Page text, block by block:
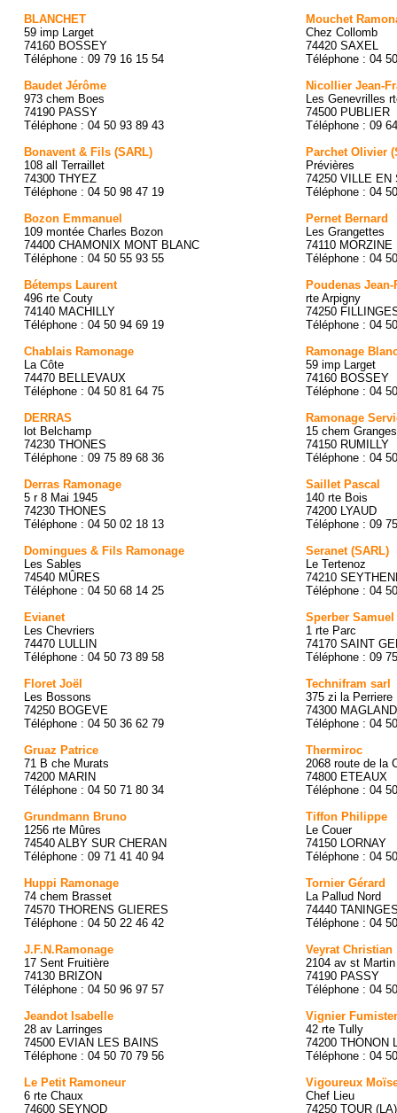
BLANCHET
59 imp Larget
74160 BOSSEY
Téléphone : 09 79 16 15 54
Baudet Jérôme
973 chem Boes
74190 PASSY
Téléphone : 04 50 93 89 43
Bonavent & Fils (SARL)
108 all Terraillet
74300 THYEZ
Téléphone : 04 50 98 47 19
Bozon Emmanuel
109 montée Charles Bozon
74400 CHAMONIX MONT BLANC
Téléphone : 04 50 55 93 55
Bétemps Laurent
496 rte Couty
74140 MACHILLY
Téléphone : 04 50 94 69 19
Chablais Ramonage
La Côte
74470 BELLEVAUX
Téléphone : 04 50 81 64 75
DERRAS
lot Belchamp
74230 THONES
Téléphone : 09 75 89 68 36
Derras Ramonage
5 r 8 Mai 1945
74230 THONES
Téléphone : 04 50 02 18 13
Domingues & Fils Ramonage
Les Sables
74540 MÛRES
Téléphone : 04 50 68 14 25
Evianet
Les Chevriers
74470 LULLIN
Téléphone : 04 50 73 89 58
Floret Joël
Les Bossons
74250 BOGEVE
Téléphone : 04 50 36 62 79
Gruaz Patrice
71 B che Murats
74200 MARIN
Téléphone : 04 50 71 80 34
Grundmann Bruno
1256 rte Mûres
74540 ALBY SUR CHERAN
Téléphone : 09 71 41 40 94
Huppi Ramonage
74 chem Brasset
74570 THORENS GLIERES
Téléphone : 04 50 22 46 42
J.F.N.Ramonage
17 Sent Fruitière
74130 BRIZON
Téléphone : 04 50 96 97 57
Jeandot Isabelle
28 av Larringes
74500 EVIAN LES BAINS
Téléphone : 04 50 70 79 56
Le Petit Ramoneur
6 rte Chaux
74600 SEYNOD
Mouchet
Chez Collomb
74420 SAXEL
Téléphone : 04
Nicollier Jean-
Les Genevrilles
74500 PUBLIER
Téléphone : 09
Parchet Olivier
Prévières
74250 VILLE EN
Téléphone : 04
Pernet Bernard
Les Grangettes
74110 MORZINE
Téléphone : 04
Poudenas
rte Arpigny
74250
Téléphone : 04
Ramonage
59 imp Larget
74160 BOSSEY
Téléphone : 04
Ramonage
15 chem Granges
74150 RUMILLY
Téléphone : 04
Saillet Pascal
140 rte Bois
74200 LYAUD
Téléphone : 09
Seranet (SARL)
Le Tertenoz
74210
Téléphone : 04
Sperber Samuel
1 rte Parc
74170 SAINT
Téléphone : 09
Technifram sarl
375 zi la Perriere
74300 MAGLAND
Téléphone : 04
Thermiroc
2068 route de la
74800 ETEAUX
Téléphone : 04
Tiffon Philippe
Le Couer
74150 LORNAY
Téléphone : 04
Tornier Gérard
La Pallud Nord
74440
Téléphone : 04
Veyrat Christian
2104 av st Martin
74190 PASSY
Téléphone : 04
Vignier
42 rte Tully
74200 THONON
Téléphone : 04
Vigoureux
Chef Lieu
74250 TOUR (LA)